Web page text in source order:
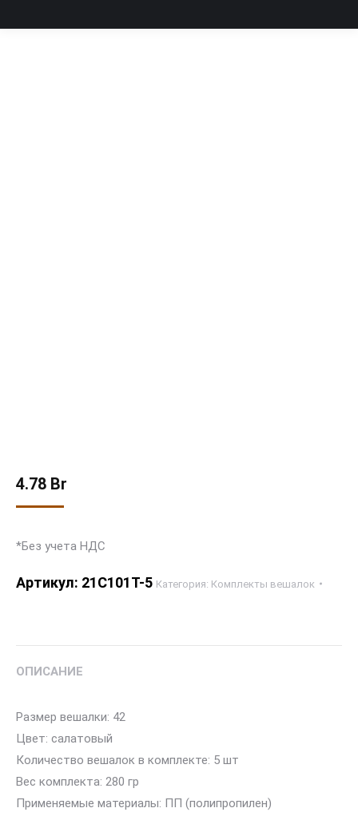
4.78 Br
*Без учета НДС
Артикул: 21С101Т-5 Категория: Комплекты вешалок
ОПИСАНИЕ
Размер вешалки: 42
Цвет: салатовый
Количество вешалок в комплекте: 5 шт
Вес комплекта: 280 гр
Применяемые материалы: ПП (полипропилен)